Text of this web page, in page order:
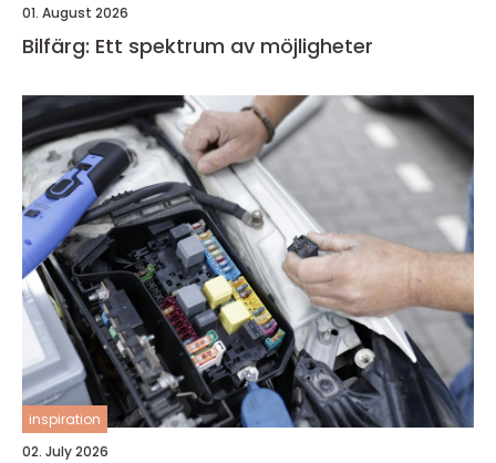
01. August 2026
Bilfärg: Ett spektrum av möjligheter
inspiration
02. July 2026